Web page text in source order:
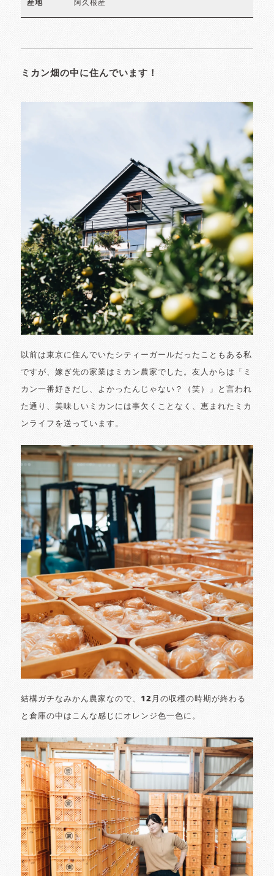
産地 阿久根産
ミカン畑の中に住んでいます！
以前は東京に住んでいたシティーガールだったこともある私
ですが、嫁ぎ先の家業はミカン農家でした。友人からは「ミ
カン一番好きだし、よかったんじゃない？（笑）」と言われ
た通り、美味しいミカンには事欠くことなく、恵まれたミカ
ンライフを送っています。
結構ガチなみかん農家なので、12月の収穫の時期が終わる
と倉庫の中はこんな感じにオレンジ色一色に。